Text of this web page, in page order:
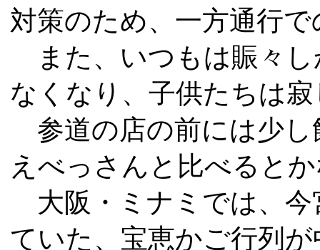
対策のため、一方通行で
また、いつもは賑々し
なくなり、子供たちは
参道の店の前には少し
えべっさんと比べると
大阪・ミナミでは、今
ていた、宝恵かご行列